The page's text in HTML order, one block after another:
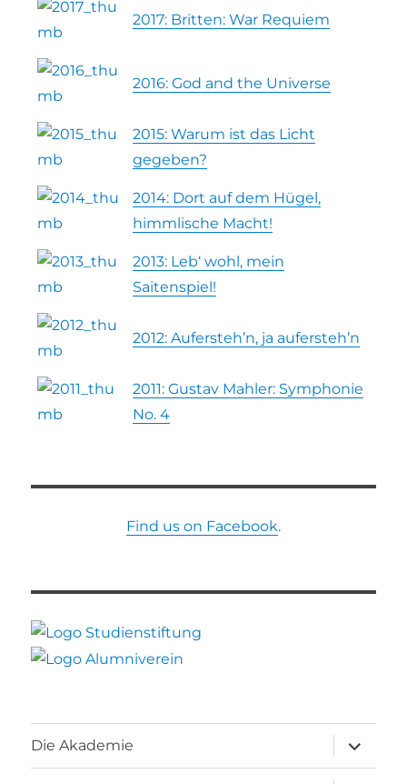
2017: Britten: War Requiem
2016: God and the Universe
2015: Warum ist das Licht
gegeben?
2014: Dort auf dem Hügel,
himmlische Macht!
2013: Leb‘ wohl, mein
Saitenspiel!
2012: Aufersteh’n, ja aufersteh’n
2011: Gustav Mahler: Symphonie
No. 4
Find us on Facebook.
Die Akademie
öffnen